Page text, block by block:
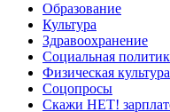
Образование
Культура
Здравоохранение
Социальная
Физическая
Соцопросы
Скажи НЕТ!